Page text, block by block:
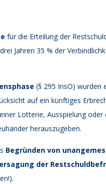
für die Erteilung der
Jahren 35 % der
(§ 295 InsO) wurden
auf ein künftiges
Lotterie, Ausspielung
herauszugeben.
Begründen von
der